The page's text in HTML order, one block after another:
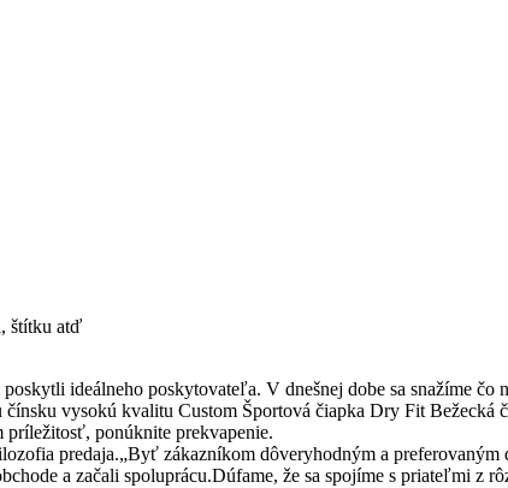
štítku atď
ideálneho poskytovateľa. V dnešnej dobe sa snažíme čo
vysokú kvalitu Custom Športová čiapka Dry Fit Bežecká
ponúknite prekvapenie.
predaja.„Byť zákazníkom dôveryhodným a
a začali spoluprácu.Dúfame, že sa spojíme s priateľmi z